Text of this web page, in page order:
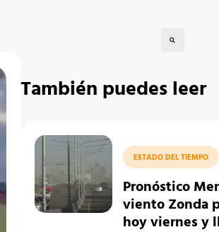
También puedes leer
ESTADO DEL TIEMPO
Pronóstico
viento Zonda
hoy viernes y